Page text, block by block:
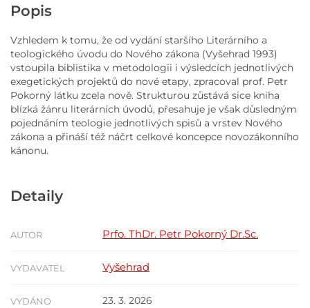
Popis
Vzhledem k tomu, že od vydání staršího Literárního a
teologického úvodu do Nového zákona (Vyšehrad 1993)
vstoupila biblistika v metodologii i výsledcích jednotlivých
exegetických projektů do nové etapy, zpracoval prof. Petr
Pokorný látku zcela nově. Strukturou zůstává sice kniha
blízká žánru literárních úvodů, přesahuje je však důsledným
pojednáním teologie jednotlivých spisů a vrstev Nového
zákona a přináší též náčrt celkové koncepce novozákonního
kánonu.
Detaily
AUTOR Prfo. ThDr. Petr Pokorný Dr.Sc.
VYDAVATEL Vyšehrad
VYDÁNO 23. 3. 2026